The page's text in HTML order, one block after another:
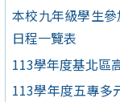
本校九年級學生
日程一覽表
113學年度基北區
113學年度五專多